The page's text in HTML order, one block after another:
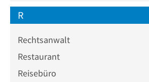
R
Rechtsanwalt
Restaurant
Reisebüro